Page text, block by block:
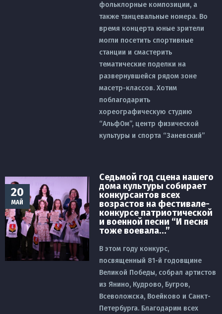
фольклорные композиции, а
также танцевальные номера. Во
время концерта юные зрители
могли посетить спортивные
станции и смастерить
тематические поделки на
развернувшейся рядом зоне
масетр-классов. Хотим
поблагодарить
хореографическую студию
“АльфОм”, центр физической
культуры и спорта “Заневский”
20
МАЙ
Седьмой год сцена нашего
дома культуры собирает
конкурсантов всех
возрастов на фестивале-
конкурсе патриотической
и военной песни “И песня
тоже воевала…”
В этом году конкурс,
посвященный 81-й годовщине
Великой Победы, собрал артистов
из Янино, Кудрово, Бугров,
Всеволожска, Воейково и Санкт-
Петербурга. Благодарим всех